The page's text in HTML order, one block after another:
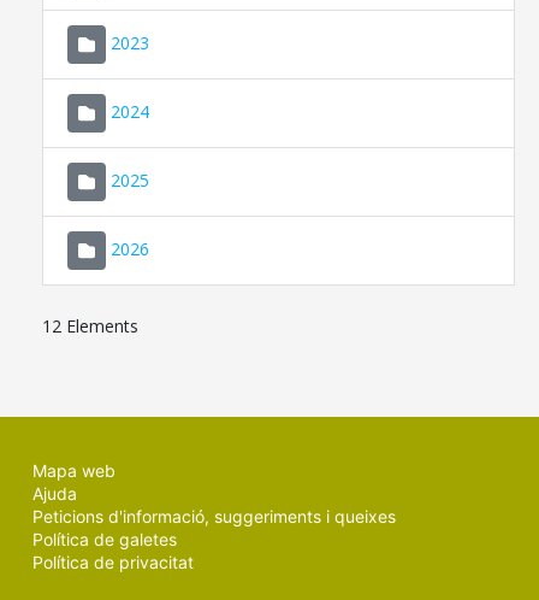
2023
2024
2025
2026
12 Elements
Mapa web
Ajuda
Peticions d'informació, suggeriments i queixes
Política de galetes
Política de privacitat